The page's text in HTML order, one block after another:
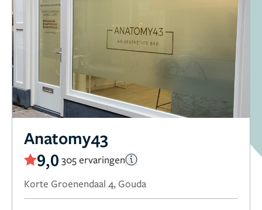
Anatomy43
9,0 305 ervaringen
Korte Groenendaal 4, Gouda